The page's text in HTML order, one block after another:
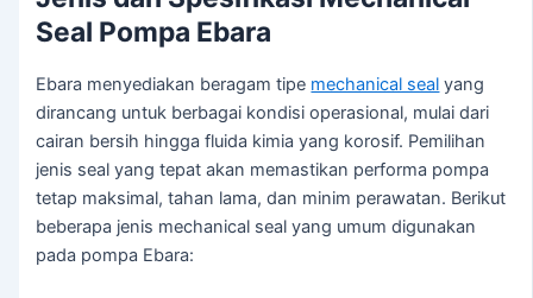
Seal Pompa Ebara
Ebara menyediakan beragam tipe mechanical seal yang
dirancang untuk berbagai kondisi operasional, mulai dari
cairan bersih hingga fluida kimia yang korosif. Pemilihan
jenis seal yang tepat akan memastikan performa pompa
tetap maksimal, tahan lama, dan minim perawatan. Berikut
beberapa jenis mechanical seal yang umum digunakan
pada pompa Ebara: